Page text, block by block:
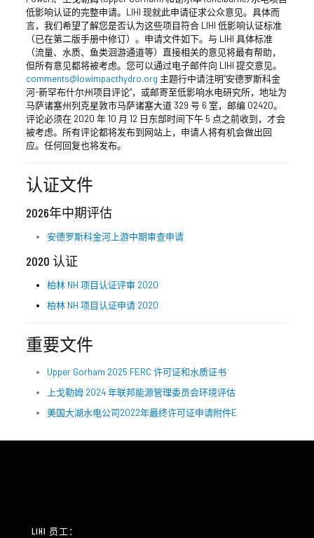
低影响认证的完整申请。LIHI 现就此申请征求公众意见。具体而
言，我们希望了解您是否认为这些项目符合 LIHI 低影响认证标准
（已在第二版手册中修订）。申请文件如下。与 LIHI 具体标准
（流量、水质、鱼类洄游通道等）直接相关的意见将最有帮助，
但所有意见都将被考虑。您可以通过电子邮件向 LIHI 提交意见。
comments@lowimpacthydro.org 主题行中请注明“安德罗斯科金
河-新罕布什尔州项目评论”，或邮寄至低影响水电研究所，地址为
马萨诸塞州列克星敦市马萨诸塞大道 329 号 6 室，邮编 02420。
评论必须在 2020 年 10 月 12 日东部时间下午 5 点之前收到，才会
被考虑。所有评论都将发布到网站上，申请人将有机会做出回
应。任何回复也将发布。
认证文件
2026年中期评估
安德罗斯科金河上游中期审查申请
2020 认证
柏林 NH 项目认证评审 2020
柏林 NH 项目认证申请 2020
重要文件
Upper Gorham 2025 FERC 许可证和水质证书
上戈勒姆 2024 年联邦能源管理委员会环境评估
美国大湖水电公司2022年最终许可证申请附件E
LIHI 员工：